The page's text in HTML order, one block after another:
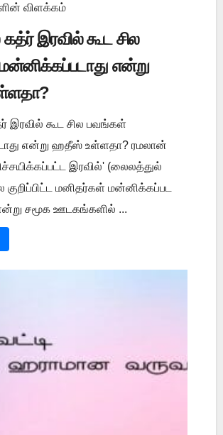
விளக்கம்
இரவில் கூட சில
என்று
இரவில் கூட சில பவங்கள்
என்று ஹதீஸ் உள்ளதா? ரமலான்
இரவில்' (லைலத்துல்
குறிப்பிட்ட மனிதர்கள் மன்னிக்கப்பட
சமூக ஊடகங்களில் ...